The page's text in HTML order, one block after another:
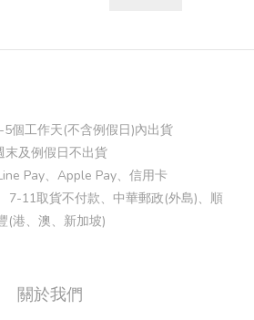
個工作天(不含例假日)內出貨
末及例假日不出貨
Pay、Apple Pay、信用卡
7-11取貨不付款、中華郵政(外島)、順
(港、澳、新加坡)
關於我們